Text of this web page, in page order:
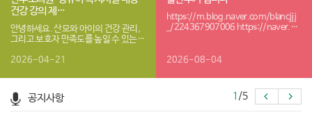
건강 강의 제…
안녕하세요. 산모와 아이의 건강 관리,
그리고 보호자 만족도를 높일 수 있는
자 연락드립…
2026-04-21
https://m.blog.naver.com/blancjjj
_/224367907006 https://naver.m
2026-08-04
공지사항 1 /5